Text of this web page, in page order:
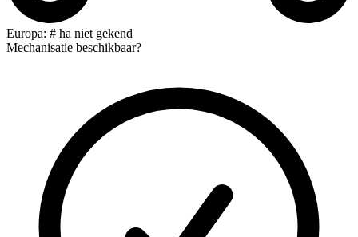
Europa: # ha niet gekend
Mechanisatie beschikbaar?